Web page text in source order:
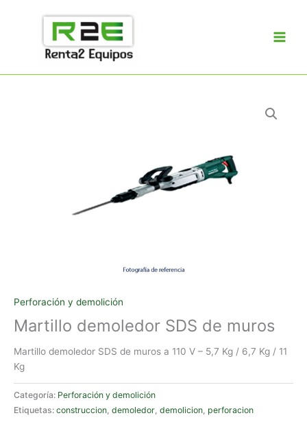
Perforación y demolición
Martillo demoledor SDS de muros
Martillo demoledor SDS de muros a 110 V – 5,7 Kg / 6,7 Kg / 11
Kg
Categoría: Perforación y demolición
Etiquetas: construccion, demoledor, demolicion, perforacion